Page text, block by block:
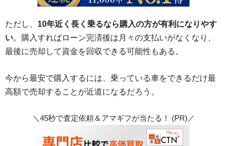
ただし、 10年近く長く乗るなら購入の方が有利になりやす
い。購入すればローン完済後は月々の支払いがなくなり、
最後に売却して資金を回収できる可能性もある。
今から最安で購入するには、乗っている車をできるだけ最
高額で売却することが近道になるだろう。
＼45秒で査定依頼＆アマギフが当たる！ (PR)／